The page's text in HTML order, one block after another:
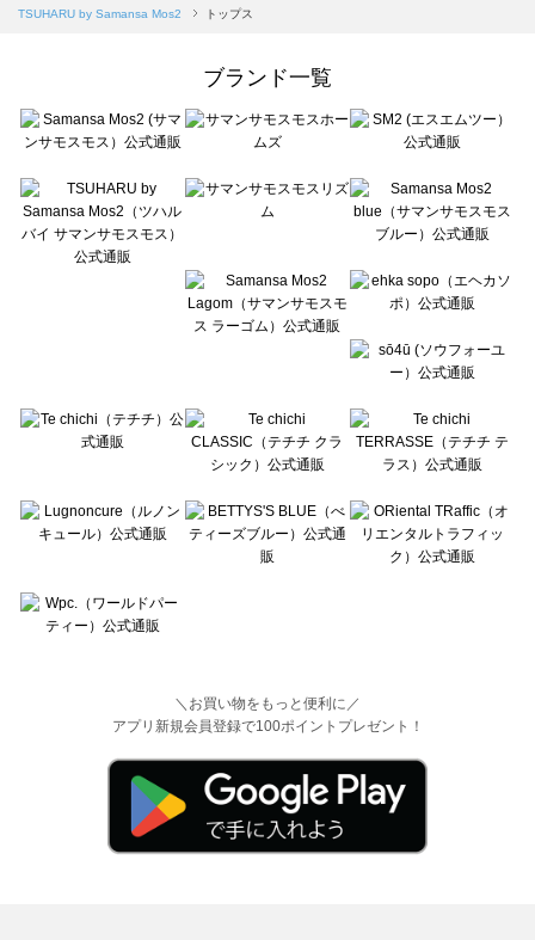
Samansa Mos2 blue（サマンサモスモス ブルー）のトップス一覧
sō4ū（ソウフォーユー）のトップス一覧
Te chichi（テチチ）のトップス一覧
Te chichi CLASSIC（テチチ クラシック）のトップス一覧
Lugnoncure（ルノンキュール）のトップス一覧
BETTY'S BLUE（べティーズブルー）のトップス一覧
Wpc.（ワールドパーティー）のトップス一覧
TSUHARU by Samansa Mos2 トップス
ブランド一覧
＼お買い物をもっと便利に／
アプリ新規会員登録で100ポイントプレゼント！